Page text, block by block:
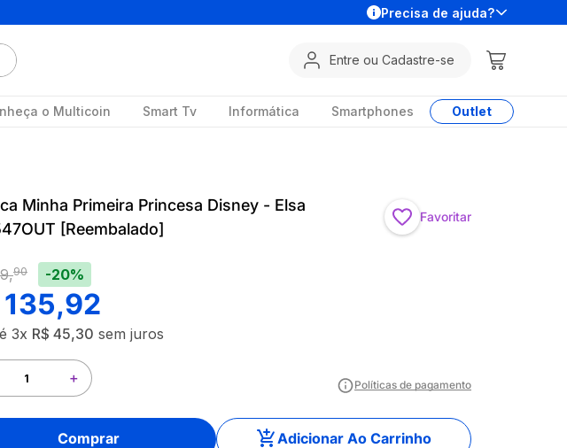
Precisa de ajuda?
Entre ou Cadastre-se
o Multicoin Smart Tv Informática Smartphones Outlet
Minha Primeira Princesa Disney - Elsa
[Reembalado]
Favoritar
,90 -20%
135,92
3x R$ 45,30 sem juros
＋ Políticas de pagamento
Comprar Adicionar Ao Carrinho